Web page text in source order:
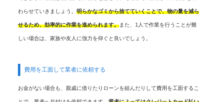
わらせていきましょう。 明らかなゴミから捨てていくことで、物の量を減ら
せるため、効率的に作業を進められます。また、1人で作業を行うことが難
しい場合は、家族や友人に強力を仰ぐと良いでしょう。
費用を工面して業者に依頼する
お金がない場合も、親戚に借りたりローンを組んだりして費用を工面するこ